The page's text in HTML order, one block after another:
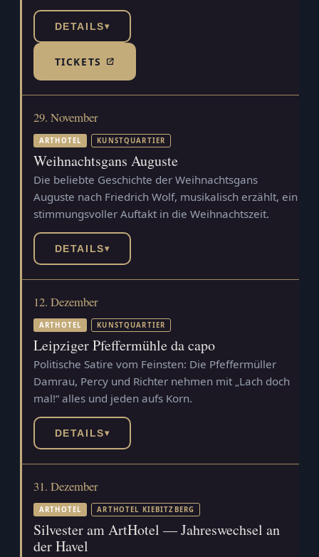
DETAILS▾
TICKETS(TICKETSHOP, ÖFFNET IN NEUEM TAB)
29. November
ARTHOTEL KUNSTQUARTIER
Weihnachtsgans Auguste
Die beliebte Geschichte der Weihnachtsgans
Auguste nach Friedrich Wolf, musikalisch erzählt, ein
stimmungsvoller Auftakt in die Weihnachtszeit.
DETAILS▾
12. Dezember
ARTHOTEL KUNSTQUARTIER
Leipziger Pfeffermühle da capo
Politische Satire vom Feinsten: Die Pfeffermüller
Damrau, Percy und Richter nehmen mit „Lach doch
mal!“ alles und jeden aufs Korn.
DETAILS▾
31. Dezember
ARTHOTEL ARTHOTEL KIEBITZBERG
Silvester am ArtHotel — Jahreswechsel an
der Havel